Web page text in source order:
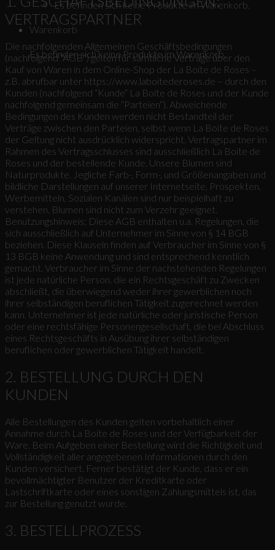
Es befinden sich keine Produkte im Warenkorb.
Warenkorb
Es befinden sich keine Produkte im Warenkorb.
VERTRAGSPARTNER
Die nachfolgenden Allgemeinen Geschäftsbedingungen
(nachfolgend “AGB“) gelten für sämtliche Verträge über den
Kauf von Waren in dem Online-Shop der La Boite de Roses –
z.B. abrufbar unter https://www.laboitederoses.de – durch den
Kunden (nachfolgend “Kunde“ La Boite de Roses und der Kunde
nachfolgend gemeinsam die “Parteien“). Abweichende
Bedingungen des Kunden werden nicht Bestandteil der
Verträge zwischen den Parteien, selbst wenn La Boite de Roses
der Geltung nicht ausdrücklich widerspricht. Vertragspartner im
Rahmen des Vertragsschlusses sind ausschließlich La Boite de
Roses und der bestellende Kunde. Unsere Blumen sind
Naturprodukte. Jegliche Farb-, Form-, und Größenangaben und
bildliche Darstellungen auf unserer Internetseite, Prospekten,
Werbemitteln, Sozialen Kanälen sind nur beispielhaft zu
verstehen. Blumen sind nicht zum Verzehr geeignet.
Benutzungshinweis: Diese AGB enthalten u.a. Regelungen, die
sich ausschließlich auf Unternehmer im Sinne von § 14 BGB
beziehen. Diese Klauseln finden auf Verbraucher im Sinne von §
13 BGB keine Anwendung und sind entsprechend kenntlich
gemacht. Verbraucher im Sinne der nachstehenden Regelungen
ist jede natürliche Person, die ein Rechtsgeschäft zu Zwecken
abschließt, die überwiegend weder ihrer gewerblichen noch
ihrer selbständigen beruflichen Tätigkeit zugerechnet werden
kann. Unternehmer ist jede natürliche oder juristische Person
oder eine rechtsfähige Personengesellschaft, die bei Abschluss
eines Rechtsgeschäfts in Ausübung ihrer selbständigen
beruflichen oder gewerblichen Tätigkeit handelt.
2. BESTELLUNG DURCH DEN
KUNDEN
Alle Bestellungen des Kunden gelten vorbehaltlich einer
Annahme durch La Boite de Roses und der Verfügbarkeit der
Ware. Beim Aufgeben einer Bestellung wird die Richtigkeit und
Vollständigkeit aller angegebenen Informationen durch den
Kunden versichert. Ferner bestätigt der Kunde, dass er ein
bevollmächtigter Benutzer der Kreditkarte oder
Lastschriftkarte oder eines sonstigen Zahlungsmittels ist, das
zur Bestellung genutzt wurde.
3. BESTELLPROZESS